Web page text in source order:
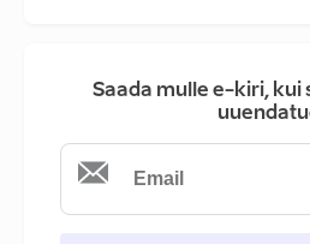
Saada mulle e-kiri, kui